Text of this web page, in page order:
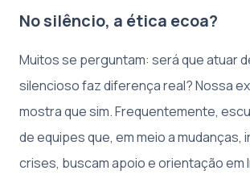
No silêncio, a ética ecoa?
Muitos se perguntam: será que atuar
silencioso faz diferença real? Nossa
mostra que sim. Frequentemente,
de equipes que, em meio a mudanças,
crises, buscam apoio e orientação em